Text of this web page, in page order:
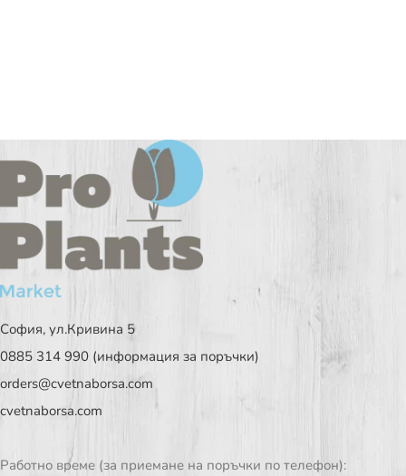
София, ул.Кривина 5
0885 314 990 (информация за поръчки)
orders@cvetnaborsa.com
cvetnaborsa.com
Работно време (за приемане на поръчки по телефон):